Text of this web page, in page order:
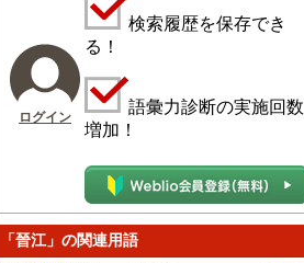
ログイン
検索履歴を保存でき
る！
語彙力診断の実施回数
増加！
「晉江」の関連用語